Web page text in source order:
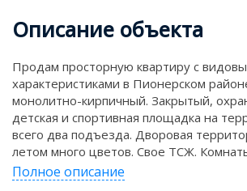
Описание объекта
Продам просторную квартиру с
характеристиками в Пионерском
монолитно-кирпичный. Закрытый,
детская и спортивная площадка на
всего два подъезда. Дворовая
летом много цветов. Свое ТСЖ.
формы, можно эргономично расставить
35,6м. Кухня 22,5м. Спальня 13,6м.
Полное описание